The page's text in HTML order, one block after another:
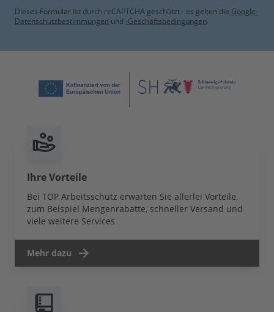
Dieses Formular ist durch reCAPTCHA geschützt - es gelten die Google-
Datenschutzbestimmungen und -Geschäftsbedingungen.
Ihre Vorteile
Bei TOP Arbeitsschutz erwarten Sie allerlei Vorteile,
zum Beispiel Mengenrabatte, schneller Versand und
viele weitere Services
Mehr dazu